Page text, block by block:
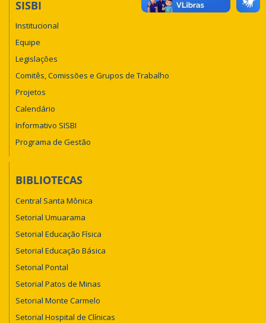
SISBI
Institucional
Equipe
Legislações
Comitês, Comissões e Grupos de Trabalho
Projetos
Calendário
Informativo SISBI
Programa de Gestão
BIBLIOTECAS
Central Santa Mônica
Setorial Umuarama
Setorial Educação Física
Setorial Educação Básica
Setorial Pontal
Setorial Patos de Minas
Setorial Monte Carmelo
Setorial Hospital de Clínicas